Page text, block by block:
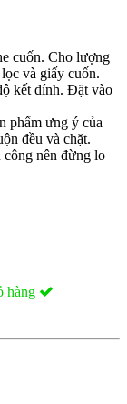
cuốn. Cho lượng
và giấy cuốn.
kết dính. Đặt vào
phẩm ưng ý của
đều và chặt.
công nên đừng lo
hàng